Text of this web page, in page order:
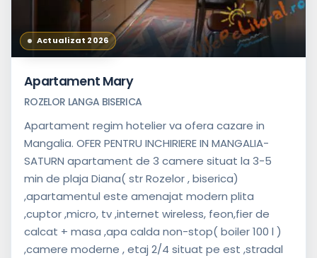
Actualizat 2026
Apartament Mary
ROZELOR LANGA BISERICA
Apartament regim hotelier va ofera cazare in
Mangalia. OFER PENTRU INCHIRIERE IN MANGALIA-
SATURN apartament de 3 camere situat la 3-5
min de plaja Diana( str Rozelor , biserica)
,apartamentul este amenajat modern plita
,cuptor ,micro, tv ,internet wireless, feon,fier de
calcat + masa ,apa calda non-stop( boiler 100 l )
,camere moderne , etaj 2/4 situat pe est ,stradal